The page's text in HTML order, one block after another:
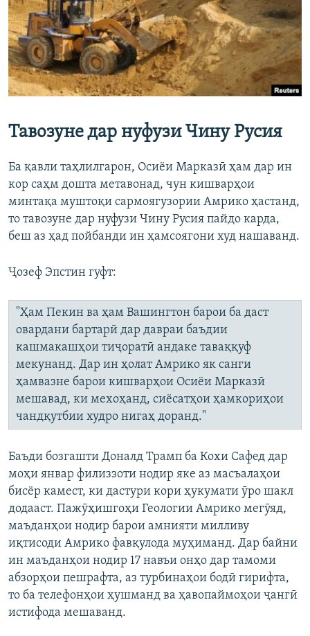
Тавозуне дар нуфузи Чину Русия
Ба қавли таҳлилгарон, Осиёи Марказӣ ҳам дар ин
кор саҳм дошта метавонад, чун кишварҳои
минтақа муштоқи сармоягузории Амрико ҳастанд,
то тавозуне дар нуфузи Чину Русия пайдо карда,
беш аз ҳад пойбанди ин ҳамсоягони худ нашаванд.
Ҷозеф Эпстин гуфт:
"Ҳам Пекин ва ҳам Вашингтон барои ба даст
овардани бартарӣ дар давраи баъдии
кашмакашҳои тиҷоратӣ андаке таваққуф
мекунанд. Дар ин ҳолат Амрико як санги
ҳамвазне барои кишварҳои Осиёи Марказӣ
мешавад, ки мехоҳанд, сиёсатҳои ҳамкориҳои
чандқутбии худро нигаҳ доранд."
Баъди бозгашти Доналд Трамп ба Кохи Сафед дар
моҳи январ филиззоти нодир яке аз масъалаҳои
бисёр камест, ки дастури кори ҳукумати ӯро шакл
додааст. Пажӯҳишгоҳи Геологии Амрико мегӯяд,
маъданҳои нодир барои амнияти милливу
иқтисоди Амрико фавқулода муҳиманд. Дар байни
ин маъданҳои нодир 17 навъи онҳо дар тамоми
абзорҳои пешрафта, аз турбинаҳои бодӣ гирифта,
то ба телефонҳои ҳушманд ва ҳавопаймоҳои ҷангӣ
истифода мешаванд.